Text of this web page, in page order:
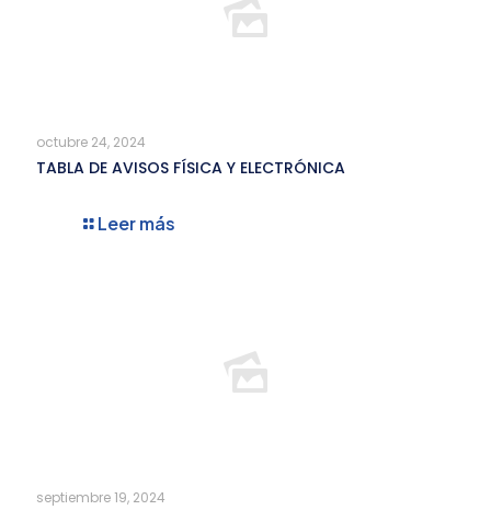
octubre 24, 2024
TABLA DE AVISOS FÍSICA Y ELECTRÓNICA
Leer más
septiembre 19, 2024